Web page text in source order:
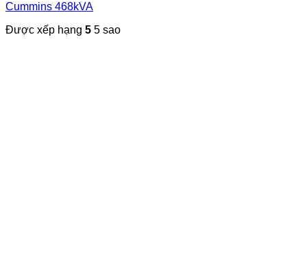
Cummins 468kVA
Được xếp hạng 5 5 sao